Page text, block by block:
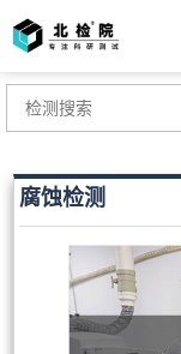
腐蚀检测